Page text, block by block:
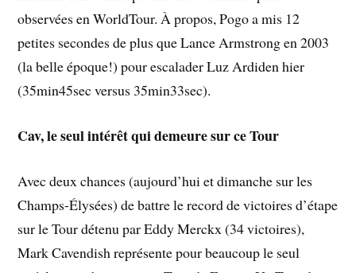
observées en WorldTour. À propos, Pogo a mis 12
petites secondes de plus que Lance Armstrong en 2003
(la belle époque!) pour escalader Luz Ardiden hier
(35min45sec versus 35min33sec).
Cav, le seul intérêt qui demeure sur ce Tour
Avec deux chances (aujourd’hui et dimanche sur les
Champs-Élysées) de battre le record de victoires d’étape
sur le Tour détenu par Eddy Merckx (34 victoires),
Mark Cavendish représente pour beaucoup le seul